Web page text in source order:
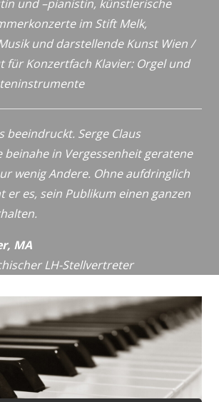
und –pianistin, künstlerische
im Stift Melk,
und darstellende Kunst Wien /
für Konzertfach Klavier: Orgel und
beeindruckt. Serge Claus
in Vergessenheit geratene
wenig Andere. Ohne aufdringlich
er es, sein Publikum einen ganzen
MA
LH-Stellvertreter